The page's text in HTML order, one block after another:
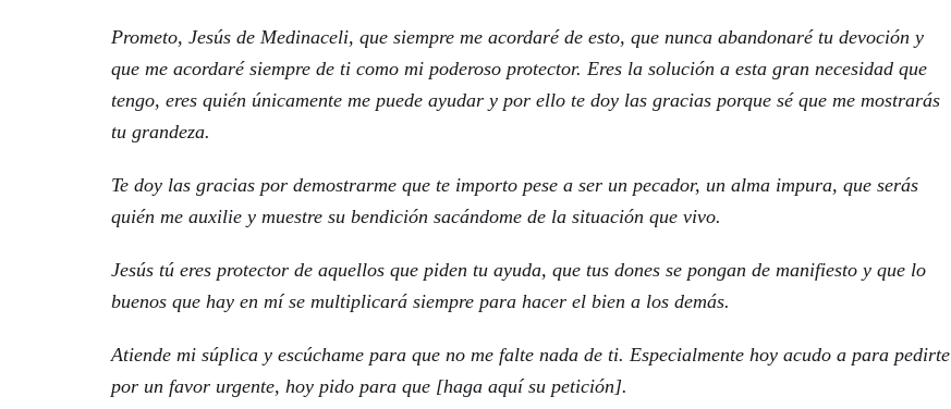
Prometo, Jesús de Medinaceli, que siempre me acordaré de esto, que nunca abandonaré tu devoción y
que me acordaré siempre de ti como mi poderoso protector. Eres la solución a esta gran necesidad que
tengo, eres quién únicamente me puede ayudar y por ello te doy las gracias porque sé que me mostrarás
tu grandeza.
Te doy las gracias por demostrarme que te importo pese a ser un pecador, un alma impura, que serás
quién me auxilie y muestre su bendición sacándome de la situación que vivo.
Jesús tú eres protector de aquellos que piden tu ayuda, que tus dones se pongan de manifiesto y que lo
buenos que hay en mí se multiplicará siempre para hacer el bien a los demás.
Atiende mi súplica y escúchame para que no me falte nada de ti. Especialmente hoy acudo a para pedirte
por un favor urgente, hoy pido para que [haga aquí su petición].